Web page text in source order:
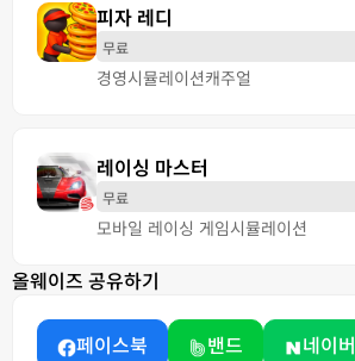
피자 레디
무료
경영시뮬레이션캐주얼
레이싱 마스터
무료
모바일 레이싱 게임시뮬레이션
올웨이즈 공유하기
페이스북 밴드 네이버